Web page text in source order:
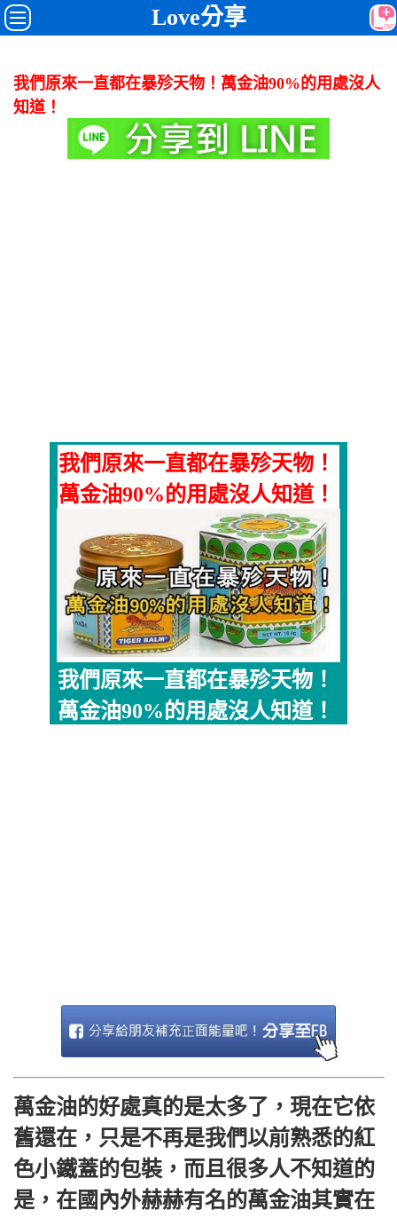
Love分享
我們原來一直都在暴殄天物！萬金油90%的用處沒人
知道！
我們原來一直都在暴殄天物！
萬金油90%的用處沒人知道！
我們原來一直都在暴殄天物！
萬金油90%的用處沒人知道！
萬金油的好處真的是太多了，現在它依
舊還在，只是不再是我們以前熟悉的紅
色小鐵蓋的包裝，而且很多人不知道的
是，在國內外赫赫有名的萬金油其實在